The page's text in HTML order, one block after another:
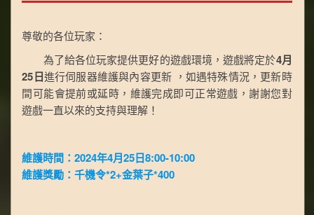
尊敬的各位玩家：
為了給各位玩家提供更好的遊戲環境，遊戲將定於4月
25日進行伺服器維護與內容更新 ，如遇特殊情況，更新時
間可能會提前或延時，維護完成即可正常遊戲，謝謝您對
遊戲一直以來的支持與理解！
維護時間：2024年4月25日8:00-10:00
維護獎勵：千機令*2+金葉子*400